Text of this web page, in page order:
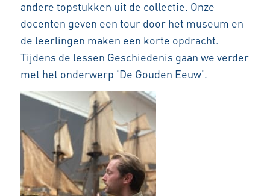
andere topstukken uit de collectie. Onze
docenten geven een tour door het museum en
de leerlingen maken een korte opdracht.
Tijdens de lessen Geschiedenis gaan we verder
met het onderwerp ‘De Gouden Eeuw’.